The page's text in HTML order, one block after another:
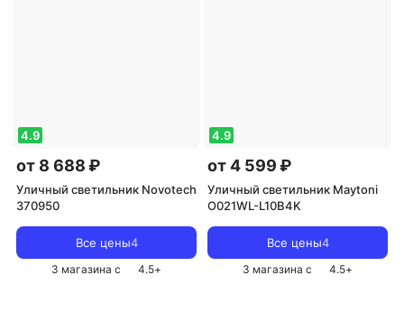
4.9
от 8 688 ₽
Уличный светильник Novotech
370950
Все цены4
3 магазина с 4.5+
4.9
от 4 599 ₽
Уличный светильник Maytoni
O021WL-L10B4K
Все цены4
3 магазина с 4.5+